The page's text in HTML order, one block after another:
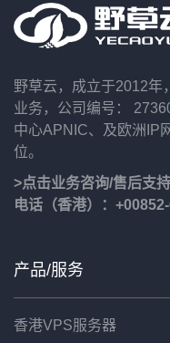
野草云，成立于2012年
业务，公司编号：
中心APNIC、及欧洲IP
位。
>点击业务咨询/售后支持
电话（香港）：
产品/服务
香港VPS服务器